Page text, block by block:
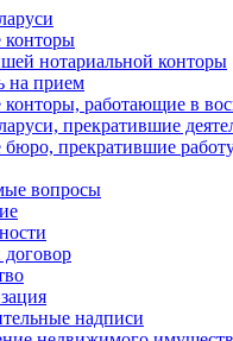
конторы
нотариальной конторы
на прием
работающие в
прекратившие
прекратившие
вопросы
надписи